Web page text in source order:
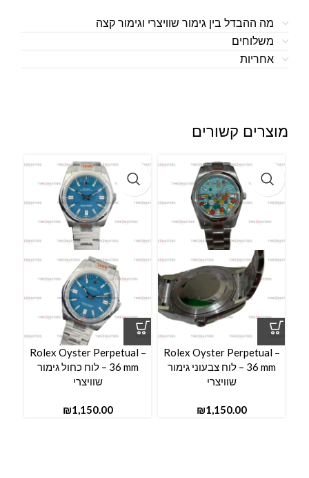
מה ההבדל בין גימור שוויצרי וגימור קצה
משלוחים
אחריות
מוצרים קשורים
Rolex Oyster Perpetual –
36 mm – לוח צבעוני גימור
שוויצרי
₪
Rolex Oyster Perpetual –
36 mm – לוח כחול גימור
שוויצרי
₪